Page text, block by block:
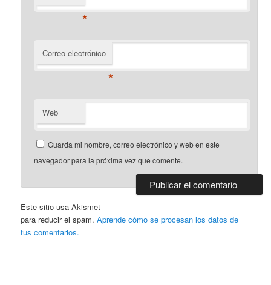
*
Correo electrónico
*
Web
Guarda mi nombre, correo electrónico y web en este
navegador para la próxima vez que comente.
Este sitio usa Akismet
para reducir el spam.Aprende cómo se procesan los datos de
tus comentarios.